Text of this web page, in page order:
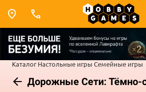
Каталог Настольные игры Семейные игры
Дорожные Сети: Тёмно-